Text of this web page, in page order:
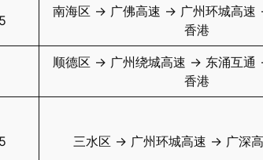
南海区 → 广佛高速 → 广州环城高
香港
顺德区 → 广州绕城高速 → 东涌互
香港
三水区 → 广州环城高速 → 广深